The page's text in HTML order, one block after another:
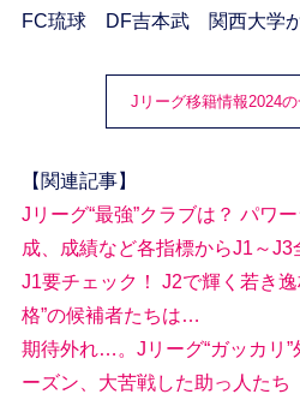
FC琉球 DF吉本武 関西大学
Jリーグ移籍情報2024の
【関連記事】
Jリーグ“最強”クラブは？ パワ
成、成績など各指標からJ1～
J1要チェック！ J2で輝く若き
格”の候補者たちは…
期待外れ…。Jリーグ“ガッカリ
ーズン、大苦戦した助っ人たち